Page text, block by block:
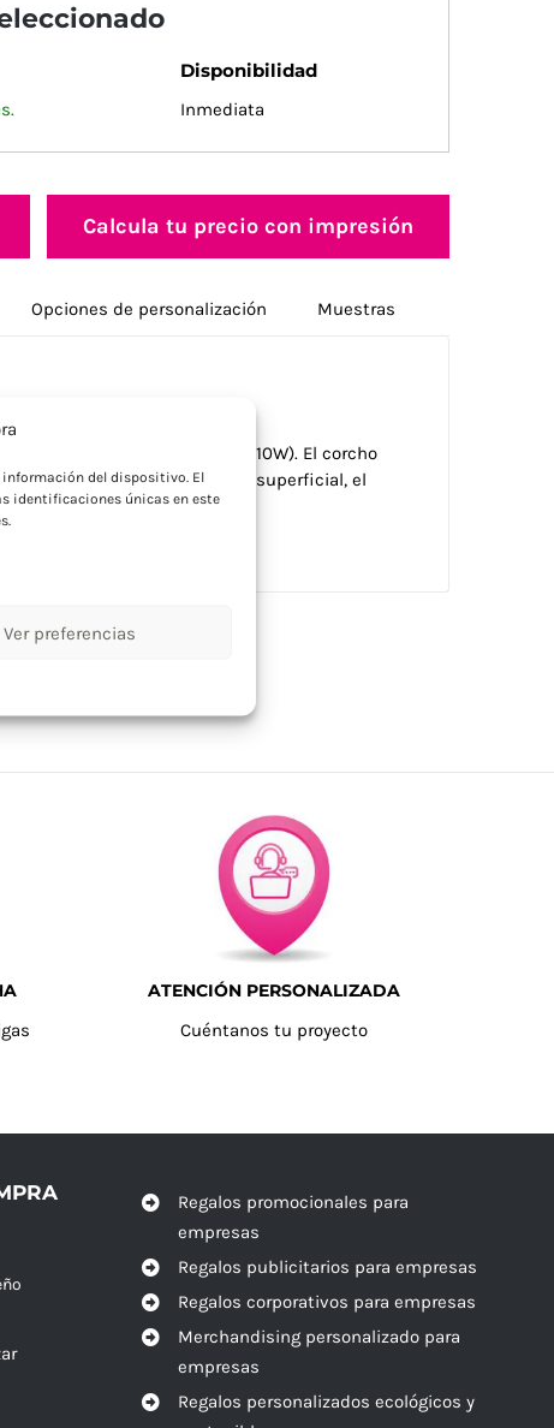
información del dispositivo. El
identificaciones únicas en este
Ver preferencias
Disponibilidad
Inmediata
Calcula tu precio con impresión
Opciones de personalización Muestras
redonda. Salida: DC 9V/1.1A (10W). El corcho
estructural y porosidad superficial, el
puede tener desviaciones.
ATENCIÓN PERSONALIZADA
Cuéntanos tu proyecto
Regalos promocionales para
empresas
Regalos publicitarios para empresas
Regalos corporativos para empresas
Merchandising personalizado para
empresas
Regalos personalizados ecológicos y